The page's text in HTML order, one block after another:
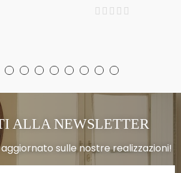
ALLA NEWSLETTER
sulle nostre realizzazioni!